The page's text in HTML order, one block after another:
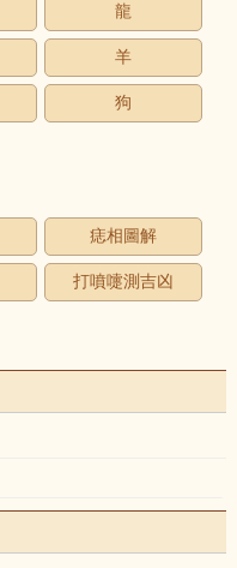
龍
羊
狗
痣相圖解
打噴嚏測吉凶